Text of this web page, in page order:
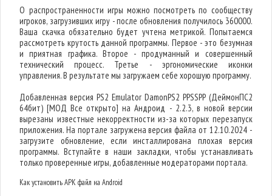
О распространенности игры можно посмотреть по сообществу
игроков, загрузивших игру - после обновления получилось 360000.
Ваша скачка обязательно будет учтена метрикой. Попытаемся
рассмотреть крутость данной программы. Первое - это безумная
и приятная графика. Второе - продуманный и совершенный
технический процесс. Третье - эргономические иконки
управления. В результате мы загружаем себе хорошую программу.
Добавленная версия PS2 Emulator DamonPS2 PPSSPP (ДеймонПС2
64бит) [МОД Все открыто] на Андроид - 2.2.3, в новой версии
вырезаны известные некорректности из-за которых перезапуск
приложения. На портале загружена версия файла от 12.10.2024 -
загрузите обновление, если инсталлирована плохая версия
программы. Вступайте в наши закладки, чтобы устанавливать
только проверенные игры, добавленные модераторами портала.
Как установить APK файл на Android